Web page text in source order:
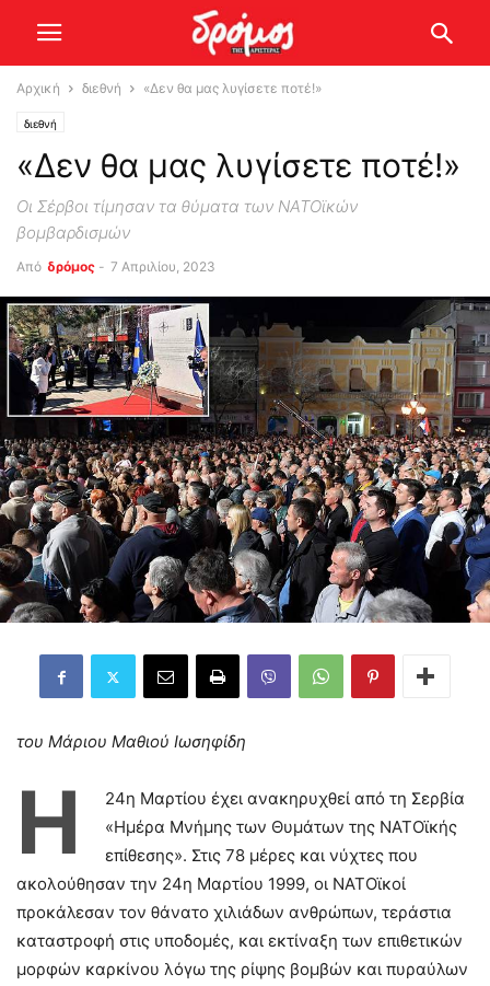
Αρχική διεθνή «Δεν θα μας λυγίσετε ποτέ!»
διεθνή
«Δεν θα μας λυγίσετε ποτέ!»
Οι Σέρβοι τίμησαν τα θύματα των ΝΑΤΟϊκών
βομβαρδισμών
Από δρόμος - 7 Απριλίου, 2023
του Μάριου Μαθιού Ιωσηφίδη
Η
24η Μαρτίου έχει ανακηρυχθεί από τη Σερβία
«Ημέρα Μνήμης των Θυμάτων της ΝΑΤΟϊκής
επίθεσης». Στις 78 μέρες και νύχτες που
ακολούθησαν την 24η Μαρτίου 1999, οι ΝΑΤΟϊκοί
προκάλεσαν τον θάνατο χιλιάδων ανθρώπων, τεράστια
καταστροφή στις υποδομές, και εκτίναξη των επιθετικών
μορφών καρκίνου λόγω της ρίψης βομβών και πυραύλων